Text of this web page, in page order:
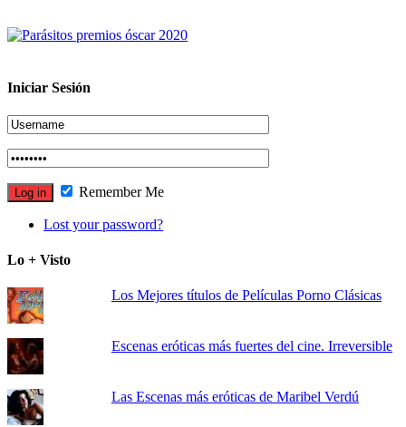
Iniciar Sesión
Remember Me
Lost your password?
Lo + Visto
Los Mejores títulos de Películas Porno Clásicas
Escenas eróticas más fuertes del cine. Irreversible
Las Escenas más eróticas de Maribel Verdú